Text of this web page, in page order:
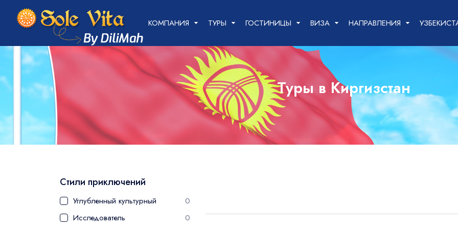
+998 78 210-04-44
КОМПАНИЯ
ТУРЫ ГОСТИНИЦЫ ВИЗА НАПРАВЛЕНИЯ
Туры в Киргизстан
Стили приключений
Углубленный культурный
0
Исследователь
0
Стили приключений
Углубленный культурный
0
Исследователь
0
Еда и кулинария
0
Здоровье
0
Фестивали и мероприятия
0-
Английский
Итальянский
0